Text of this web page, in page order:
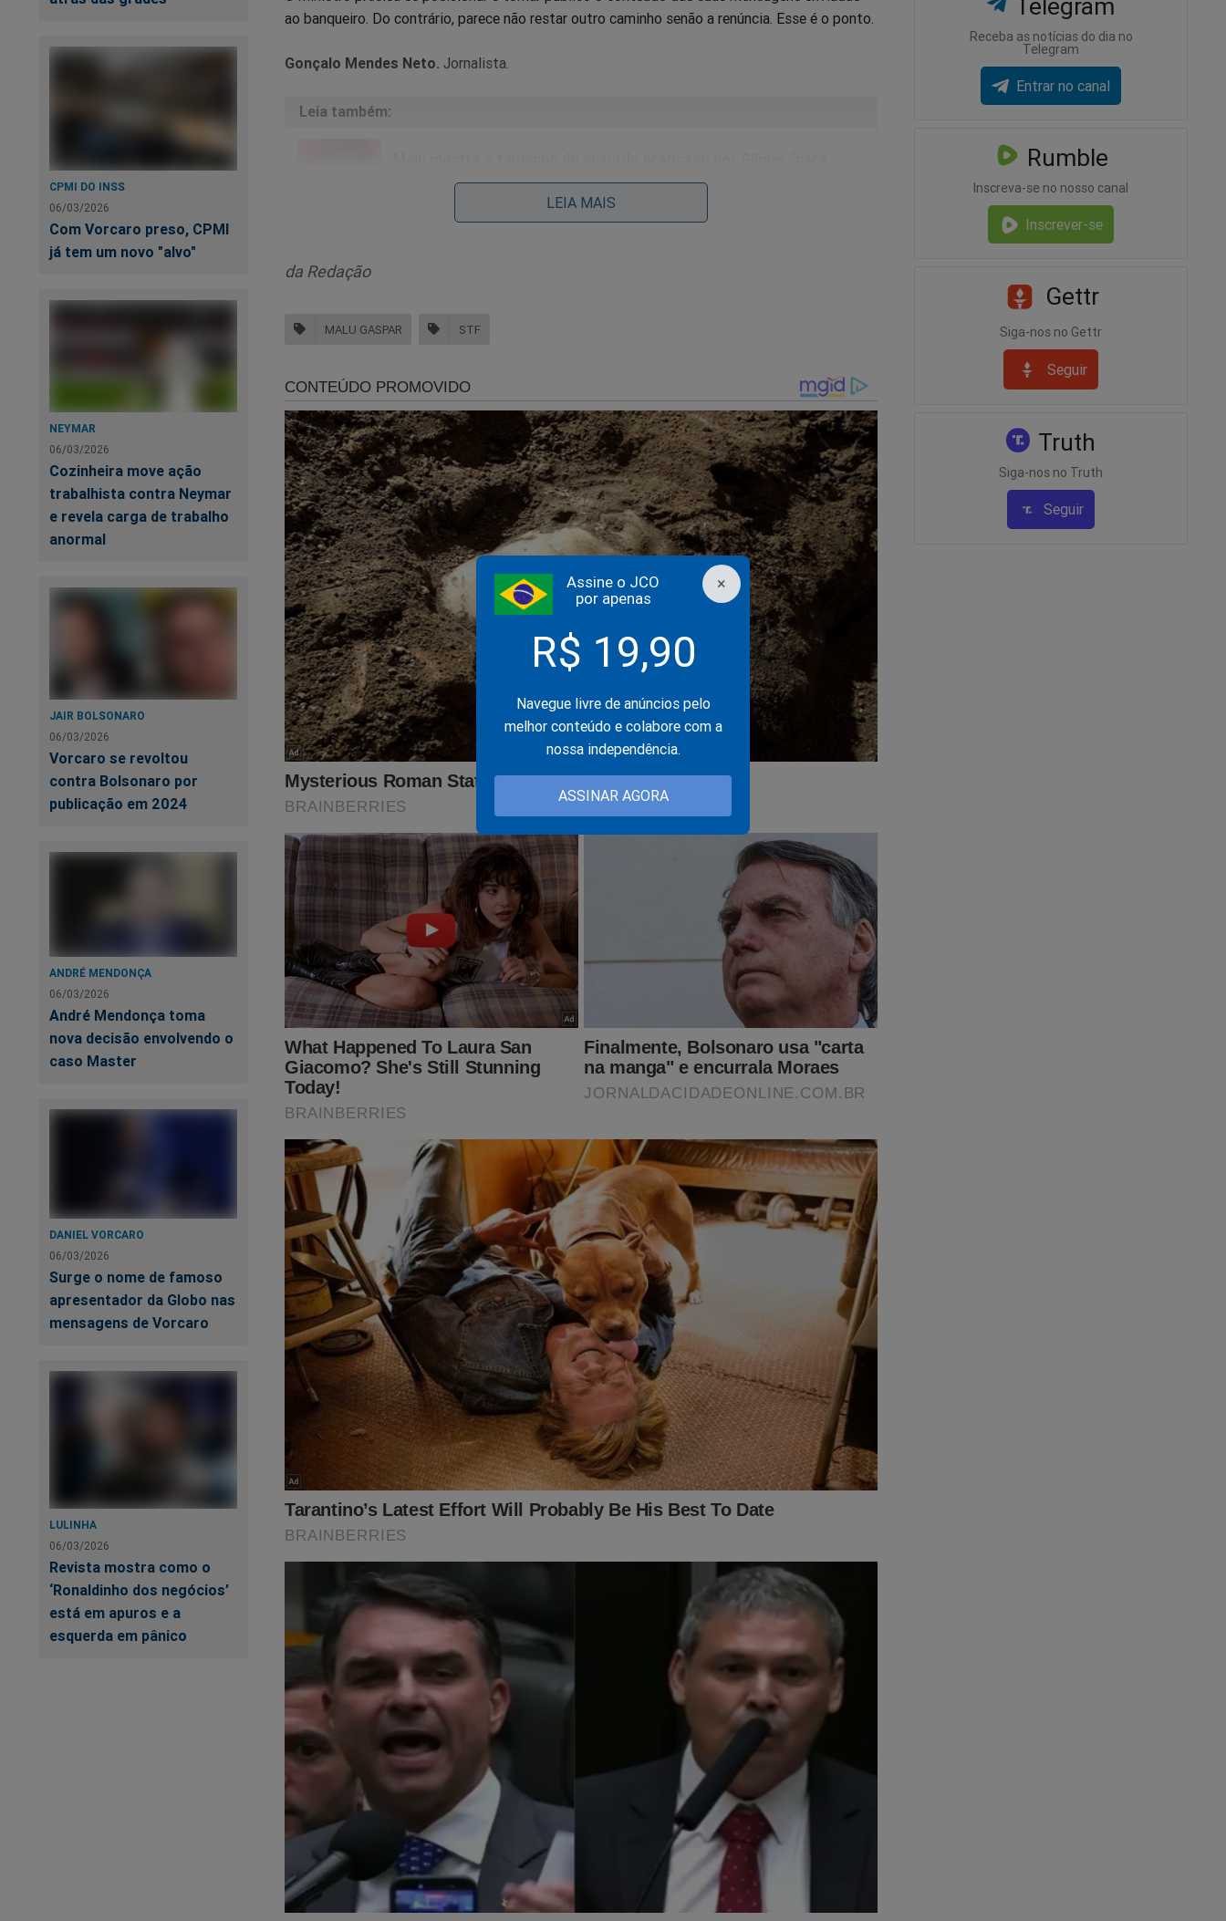
×
Assine o JCO
por apenas
R$ 19,90
Navegue livre de anúncios pelo
melhor conteúdo e colabore com a
nossa independência.
ASSINAR AGORA
CPMI DO INSS
06/03/2026
Com Vorcaro preso, CPMI
já tem um novo "alvo"
NEYMAR
06/03/2026
Cozinheira move ação
trabalhista contra Neymar
e revela carga de trabalho
anormal
JAIR BOLSONARO
06/03/2026
Vorcaro se revoltou
contra Bolsonaro por
publicação em 2024
ANDRÉ MENDONÇA
06/03/2026
André Mendonça toma
nova decisão envolvendo o
caso Master
DANIEL VORCARO
06/03/2026
Surge o nome de famoso
apresentador da Globo nas
mensagens de Vorcaro
LULINHA
06/03/2026
Revista mostra como o
‘Ronaldinho dos negócios’
está em apuros e a
esquerda em pânico
ao banqueiro. Do contrário, parece não restar outro caminho senão a renúncia. Esse é o ponto.
Gonçalo Mendes Neto. Jornalista.
salvar o colega do aperto” (veja o vídeo)
Malu Gaspar não se intimida e manda duro recado para Moraes (veja
o vídeo)
Advogado de Daniel Silveira manda recado “humanitário” para Malu
Gaspar e faz uma advertência: “cuide de sua segurança”
Estamos sobrevivendo graças a ajuda de nossos assinantes e parceiros comerciais. Para
fortalecer a nossa batalha, considere se tornar um
o que lhe dará o direito de
assistir o primeiro
PODCAST
conservador do Brasil e ter acesso exclusivo ao conteúdo da
Revista A Verdade, onde os "assuntos proibidos" no Brasil são revelados. Para assinar, clique
https://assinante.jornaldacidadeonline.com.br/apresentacao
SEU APOIO É MUITO IMPORTANTE! CONTAMOS COM VOCÊ!
LEIA MAIS
da Redação
MALU GASPAR STF
Telegram
Receba as notícias do dia no
Telegram
Entrar no canal
Rumble
Inscreva-se no nosso canal
Inscrever-se
Gettr
Siga-nos no Gettr
Seguir
Truth
Siga-nos no Truth
Seguir